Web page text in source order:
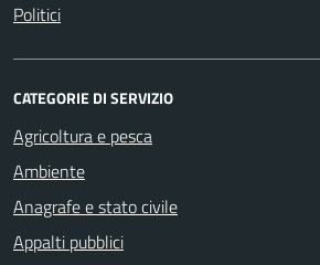
Politici
CATEGORIE DI SERVIZIO
Agricoltura e pesca
Ambiente
Anagrafe e stato civile
Appalti pubblici